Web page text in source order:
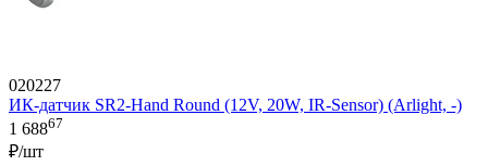
020227
ИК-датчик SR2-Hand Round (12V, 20W, IR-Sensor) (Arlight, -)
1 68867
₽/шт